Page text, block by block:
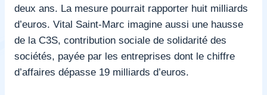
deux ans. La mesure pourrait rapporter huit milliards
d’euros. Vital Saint-Marc imagine aussi une hausse
de la C3S, contribution sociale de solidarité des
sociétés, payée par les entreprises dont le chiffre
d’affaires dépasse 19 milliards d’euros.